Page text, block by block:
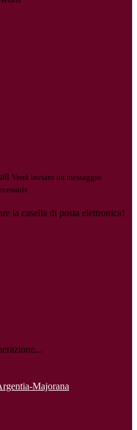
Verrà inviato un messaggio
la casella di posta elettronica!